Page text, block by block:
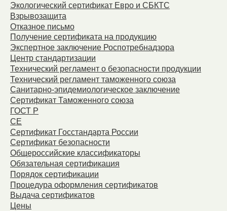
Экологический сертификат Евро и СБКТС
Взрывозащита
Отказное письмо
Получение сертификата на продукцию
Экспертное заключение Роспотребнадзора
Центр стандартизации
Технический регламент о безопасности продукции
Технический регламент таможенного союза
Санитарно-эпидемиологическое заключение
Сертификат Таможенного союза
ГОСТ Р
СЕ
Сертификат Госстандарта России
Сертификат безопасности
Общероссийские классификаторы
Обязательная сертификация
Порядок сертификации
Процедура оформления сертификатов
Выдача сертификатов
Цены